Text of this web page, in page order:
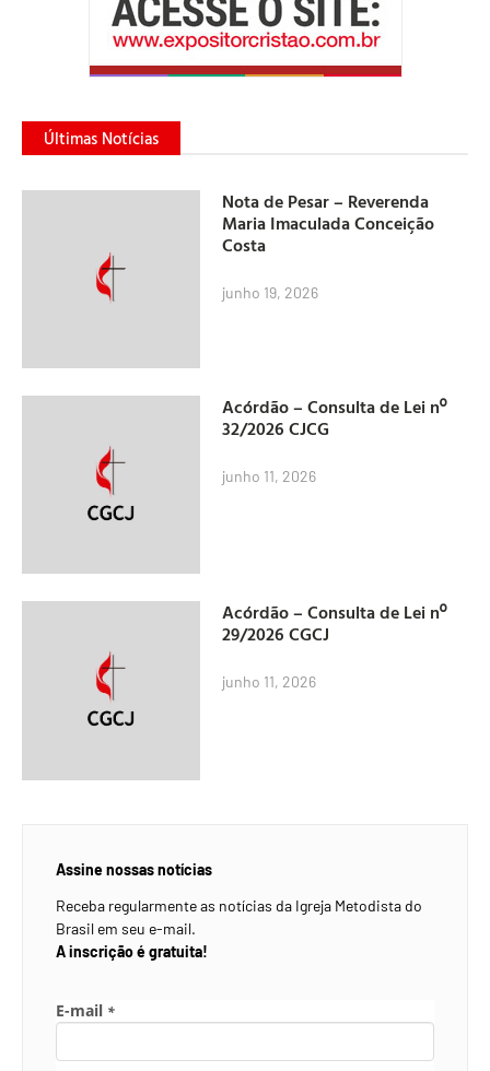
Últimas Notícias
Nota de Pesar – Reverenda
Maria Imaculada Conceição
Costa
junho 19, 2026
Acórdão – Consulta de Lei nº
32/2026 CJCG
junho 11, 2026
Acórdão – Consulta de Lei nº
29/2026 CGCJ
junho 11, 2026
Assine nossas notícias
Receba regularmente as notícias da Igreja Metodista do
Brasil em seu e-mail.
A inscrição é gratuita!